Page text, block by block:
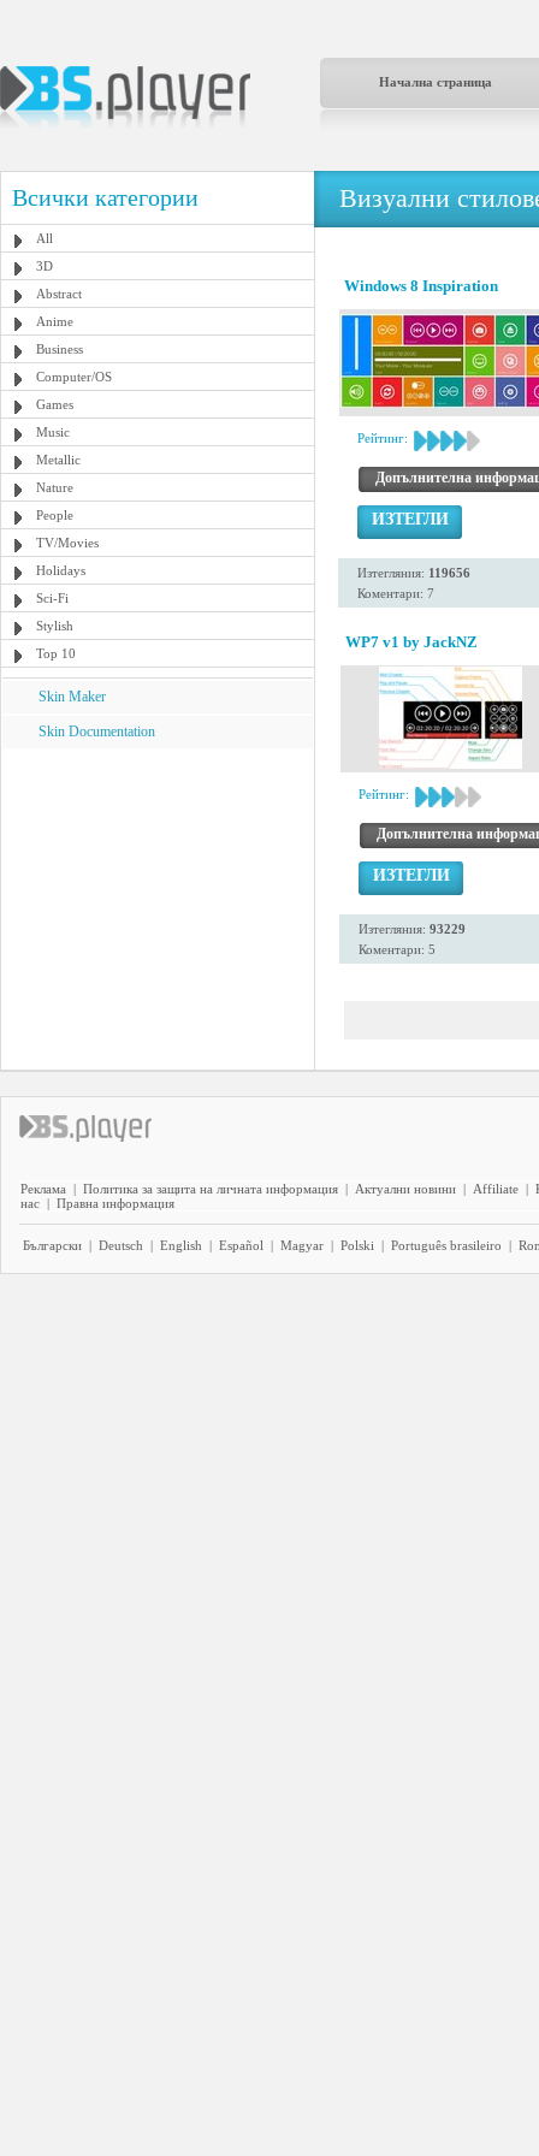
Начална страница
Всички категории
All
3D
Abstract
Anime
Business
Computer/OS
Games
Music
Metallic
Nature
People
TV/Movies
Holidays
Sci-Fi
Stylish
Top 10
Skin Maker
Skin Documentation
Визуални
Windows 8 Inspiration
Рейтинг:
Допълнителна
ИЗТЕГЛИ
Изтегляния: 119656
Коментари: 7
WP7 v1 by JackNZ
Рейтинг:
Допълнителна
ИЗТЕГЛИ
Изтегляния: 93229
Коментари: 5
Реклама | Политика за защита на личната информация | Актуални новини | Affiliate |
нас | Правна информация
Български | Deutsch | English | Español | Magyar | Polski | Português brasileiro |